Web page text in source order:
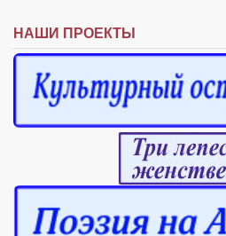
НАШИ ПРОЕКТЫ